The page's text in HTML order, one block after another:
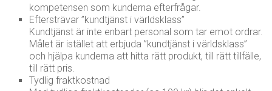
kompetensen som kunderna efterfrågar.
Eftersträvar ”kundtjänst i världsklass”
Kundtjänst är inte enbart personal som tar emot ordrar.
Målet är istället att erbjuda ”kundtjänst i världsklass”
och hjälpa kunderna att hitta rätt produkt, till rätt tillfälle,
till rätt pris.
Tydlig fraktkostnad